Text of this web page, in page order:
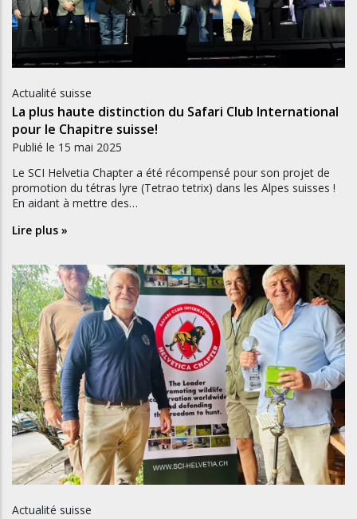
Actualité suisse
La plus haute distinction du Safari Club International
pour le Chapitre suisse!
Publié le 15 mai 2025
Le SCI Helvetia Chapter a été récompensé pour son projet de
promotion du tétras lyre (Tetrao tetrix) dans les Alpes suisses !
En aidant à mettre des…
Lire plus »
Actualité suisse